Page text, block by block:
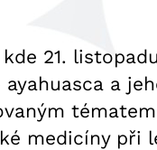
21.
a
medicíny při